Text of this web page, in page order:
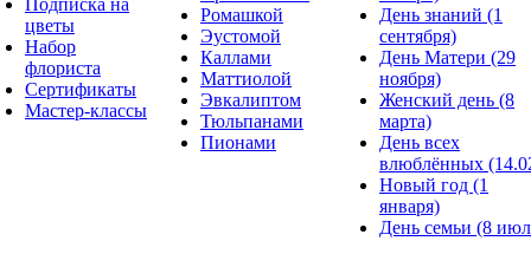
Подписка на
цветы
Набор
флориста
Сертификаты
Мастер-классы
Ромашкой
Эустомой
Каллами
Маттиолой
Эвкалиптом
Тюльпанами
Пионами
День знаний (1
сентября)
День Матери (29
ноября)
Женский день (8
марта)
День всех
влюблённых
Новый год (1
января)
День семьи (8